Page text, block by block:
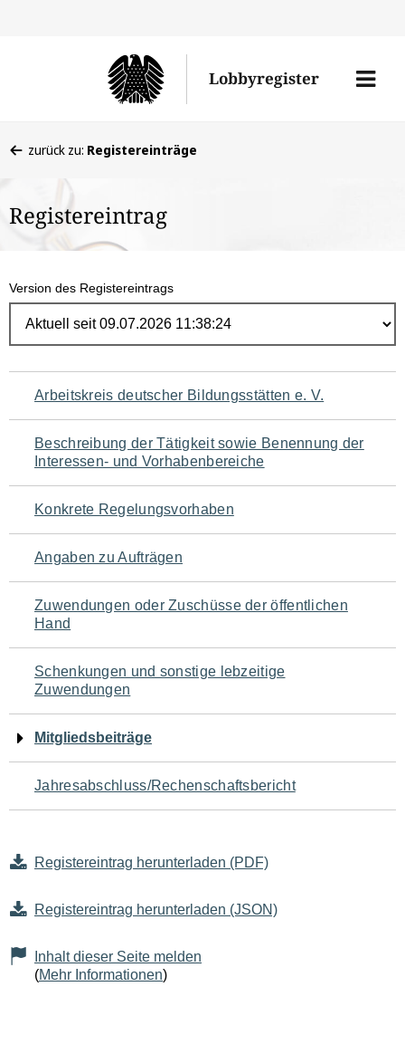
Lobbyregister
Menü
befinden
hier:
zurück zu: Registereinträge
Registereintrag
Version des Registereintrags
Navigation
für
den
Seiteninhalt
Arbeitskreis deutscher Bildungsstätten e. V.
Beschreibung der Tätigkeit sowie Benennung der
Interessen- und Vorhabenbereiche
Konkrete Regelungsvorhaben
Angaben zu Aufträgen
Zuwendungen oder Zuschüsse der öffentlichen
Hand
Schenkungen und sonstige lebzeitige
Zuwendungen
Mitgliedsbeiträge
Jahresabschluss/Rechenschaftsbericht
Registereintrag herunterladen (PDF)
Registereintrag herunterladen (JSON)
Inhalt dieser Seite melden
(Mehr Informationen)